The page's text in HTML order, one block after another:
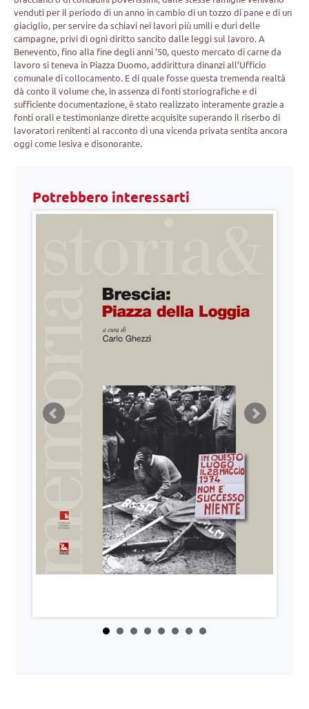
venduti per il periodo di un anno in cambio di un tozzo di pane e di un
giaciglio, per servire da schiavi nei lavori più umili e duri delle
campagne, privi di ogni diritto sancito dalle leggi sul lavoro. A
Benevento, fino alla fine degli anni ’50, questo mercato di carne da
lavoro si teneva in Piazza Duomo, addirittura dinanzi all’Ufficio
comunale di collocamento. E di quale fosse questa tremenda realtà
dà conto il volume che, in assenza di fonti storiografiche e di
sufficiente documentazione, è stato realizzato interamente grazie a
fonti orali e testimonianze dirette acquisite superando il riserbo di
lavoratori renitenti al racconto di una vicenda privata sentita ancora
oggi come lesiva e disonorante.
Potrebbero interessarti